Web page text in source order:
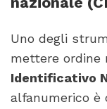
Uno degli
mettere ordine
Identificativo
alfanumerico